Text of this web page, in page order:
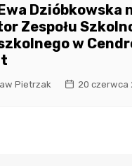
Dzióbkowska
Zespołu
w
Pietrzak 20 czerwca